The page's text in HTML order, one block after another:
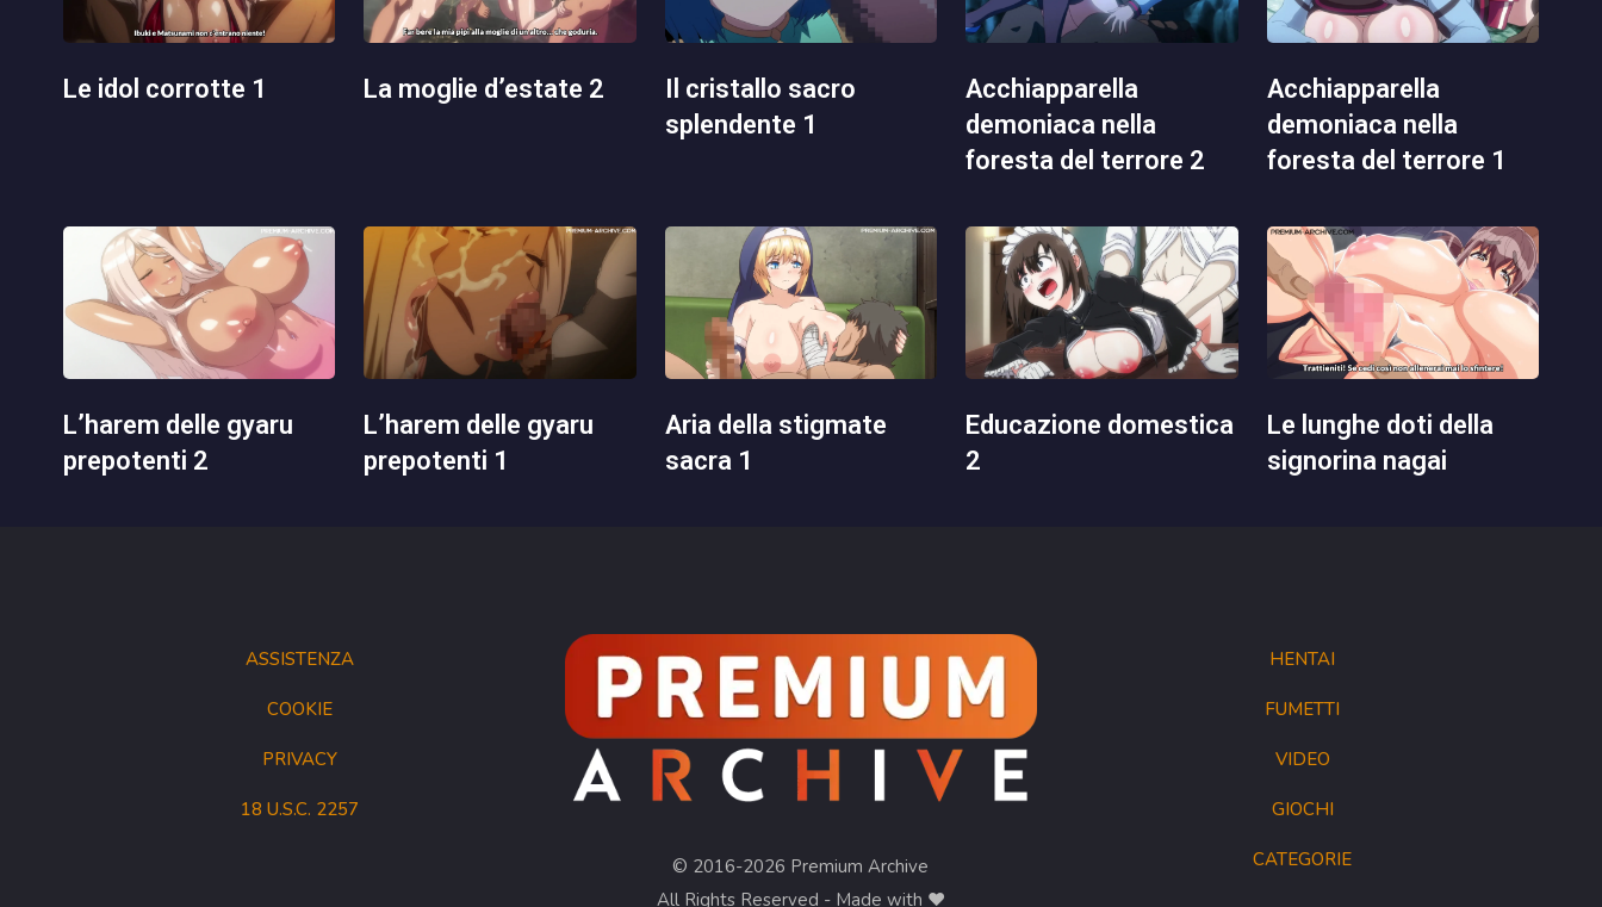
le idol corrotte 1 la moglie d’estate 2
il cristallo sacro
splendente 1
acchiapparella
demoniaca nella
foresta del terrore 2
acchiapparella
demoniaca nella
foresta del terrore 1
l’harem delle gyaru
prepotenti 2
l’harem delle gyaru
prepotenti 1
aria della stigmate
sacra 1
educazione domestica
2
le lunghe doti della
signorina nagai
ASSISTENZA
COOKIE
PRIVACY
18 U.S.C. 2257
© 2016-2026 Premium Archive
All Rights Reserved - Made with ❤︎
HENTAI
FUMETTI
VIDEO
GIOCHI
CATEGORIE